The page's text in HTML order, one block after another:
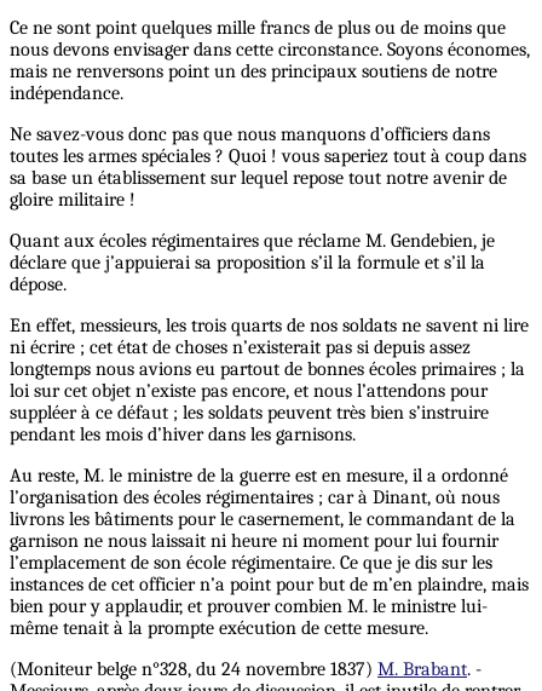
Ce ne sont point quelques mille francs de plus ou de moins que
nous devons envisager dans cette circonstance. Soyons économes,
mais ne renversons point un des principaux soutiens de notre
indépendance.
Ne savez-vous donc pas que nous manquons d’officiers dans
toutes les armes spéciales ? Quoi ! vous saperiez tout à coup dans
sa base un établissement sur lequel repose tout notre avenir de
gloire militaire !
Quant aux écoles régimentaires que réclame M. Gendebien, je
déclare que j’appuierai sa proposition s’il la formule et s’il la
dépose.
En effet, messieurs, les trois quarts de nos soldats ne savent ni lire
ni écrire ; cet état de choses n’existerait pas si depuis assez
longtemps nous avions eu partout de bonnes écoles primaires ; la
loi sur cet objet n’existe pas encore, et nous l’attendons pour
suppléer à ce défaut ; les soldats peuvent très bien s’instruire
pendant les mois d’hiver dans les garnisons.
Au reste, M. le ministre de la guerre est en mesure, il a ordonné
l’organisation des écoles régimentaires ; car à Dinant, où nous
livrons les bâtiments pour le casernement, le commandant de la
garnison ne nous laissait ni heure ni moment pour lui fournir
l’emplacement de son école régimentaire. Ce que je dis sur les
instances de cet officier n’a point pour but de m’en plaindre, mais
bien pour y applaudir, et prouver combien M. le ministre lui-
même tenait à la prompte exécution de cette mesure.
(Moniteur belge n°328, du 24 novembre 1837) M. Brabant. -